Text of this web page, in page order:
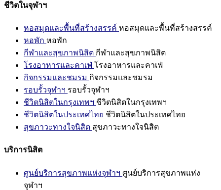
ชีวิตในจุฬาฯ
หอสมุดและพื้นที่สร้างสรรค์ หอสมุดและพื้นที่สร้างสรรค์
หอพัก หอพัก
กีฬาและสุขภาพนิสิต กีฬาและสุขภาพนิสิต
โรงอาหารและคาเฟ่ โรงอาหารและคาเฟ่
กิจกรรมและชมรม กิจกรรมและชมรม
รอบรั้วจุฬาฯ รอบรั้วจุฬาฯ
ชีวิตนิสิตในกรุงเทพฯ ชีวิตนิสิตในกรุงเทพฯ
ชีวิตนิสิตในประเทศไทย ชีวิตนิสิตในประเทศไทย
สุขภาวะทางใจนิสิต สุขภาวะทางใจนิสิต
บริการนิสิต
ศูนย์บริการสุขภาพแห่งจุฬาฯ ศูนย์บริการสุขภาพแห่ง
จุฬาฯ